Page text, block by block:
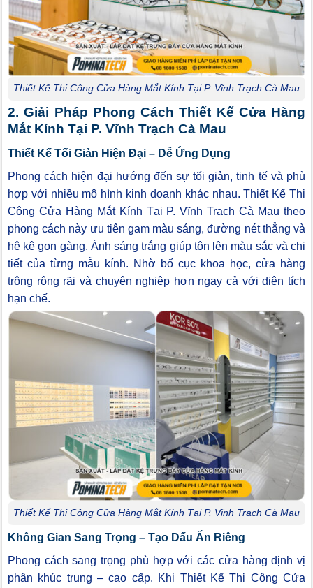
Thiết Kế Thi Công Cửa Hàng Mắt Kính Tại P. Vĩnh Trạch Cà Mau
2. Giải Pháp Phong Cách Thiết Kế Cửa Hàng
Mắt Kính Tại P. Vĩnh Trạch Cà Mau
Thiết Kế Tối Giản Hiện Đại – Dễ Ứng Dụng
Phong cách hiện đại hướng đến sự tối giản, tinh tế và phù
hợp với nhiều mô hình kinh doanh khác nhau. Thiết Kế Thi
Công Cửa Hàng Mắt Kính Tại P. Vĩnh Trạch Cà Mau theo
phong cách này ưu tiên gam màu sáng, đường nét thẳng và
hệ kệ gọn gàng. Ánh sáng trắng giúp tôn lên màu sắc và chi
tiết của từng mẫu kính. Nhờ bố cục khoa học, cửa hàng
trông rộng rãi và chuyên nghiệp hơn ngay cả với diện tích
hạn chế.
Thiết Kế Thi Công Cửa Hàng Mắt Kính Tại P. Vĩnh Trạch Cà Mau
Không Gian Sang Trọng – Tạo Dấu Ấn Riêng
Phong cách sang trọng phù hợp với các cửa hàng định vị
phân khúc trung – cao cấp. Khi Thiết Kế Thi Công Cửa